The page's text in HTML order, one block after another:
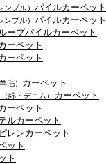
ンプル） パイルカーペット
ンプル） パイルカーペット
ープパイルカーペット
ーペット
ーペット
羊毛） カーペット
（綿・デニム） カーペット
ーペット
ルカーペット
レンカーペット
ット
ト